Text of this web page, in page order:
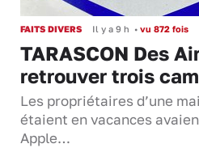
FAITS DIVERS Il y a 9 h • vu 872 fois
TARASCON Des
retrouver trois
Les propriétaires d’une
étaient en vacances
Apple…